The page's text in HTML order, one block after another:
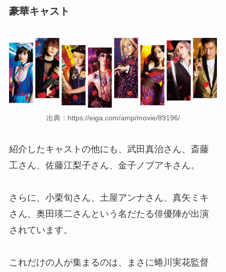
豪華キャスト
出典：https://eiga.com/amp/movie/89196/
紹介したキャストの他にも、武田真治さん、斎藤
工さん、佐藤江梨子さん、金子ノブアキさん。
さらに、小栗旬さん、土屋アンナさん、真矢ミキ
さん、奥田瑛二さんという名だたる俳優陣が出演
されています。
これだけの人が集まるのは、まさに蜷川実花監督